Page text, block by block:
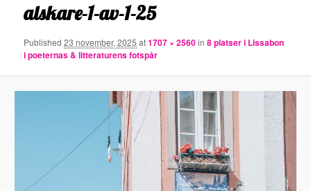
alskare-1-av-1-25
Published23 november, 2025 at1707 × 2560in8 platser i Lissabon
i poeternas & litteraturens fotspår